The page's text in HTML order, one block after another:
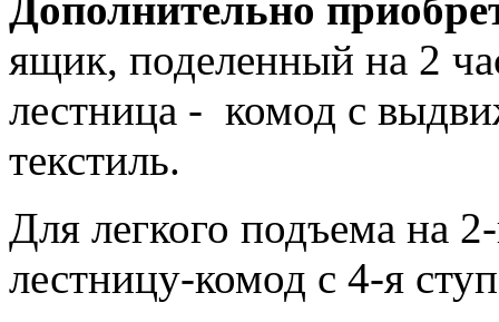
Дополнительно
ящик, поделенный на 2
лестница - комод с
текстиль.
Для легкого подъема на
лестницу-комод с 4-я